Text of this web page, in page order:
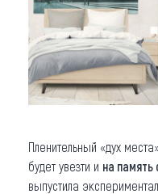
Пленительный «дух
будет увезти и на память
выпустила